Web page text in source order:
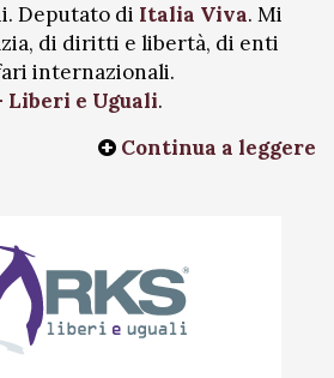
Deputato di Italia Viva. Mi
di diritti e libertà, di enti
internazionali.
Liberi e Uguali.
Continua a leggere